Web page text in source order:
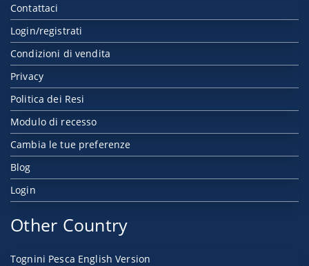
Contattaci
Login/registrati
Condizioni di vendita
Privacy
Politica dei Resi
Modulo di recesso
Cambia le tue preferenze
Blog
Login
Other Country
Tognini Pesca English Version